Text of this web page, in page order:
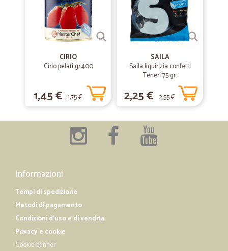
descrizione...buoni anche i prezzi....vasta scelta su tutti i
prodotti...rapida consegna.. insomma fate la spesa on line con Cicalia
—
È un sito perfetto...se posso fare…
È un sito perfetto...se posso fare un'appunto ogni tanto mancano
alcuni prodotti...avete moltissimi clienti evidentemente!!!
—Roberta F.
CIRIO
Cirio pelati gr.400
1,45 € 1,75 €
SAILA
Saila liquirizia confetti
Teneri 75 gr.
2,25 € 2,55 €
Informazioni
Tempi di spedizione
Metodi di pagamento
Condizioni d'uso e di vendita
Privacy e cookie
Cookie banner